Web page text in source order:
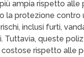
ampia rispetto alle
la protezione contro
inclusi furti,
Tuttavia, queste
costose rispetto alle